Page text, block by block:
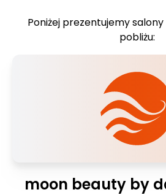
Poniżej prezentujemy
pobliżu:
moon beauty by